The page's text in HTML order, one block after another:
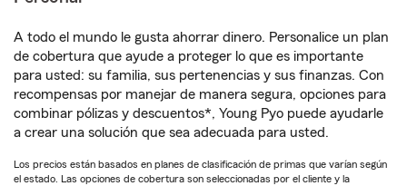
A todo el mundo le gusta ahorrar dinero. Personalice un plan
de cobertura que ayude a proteger lo que es importante
para usted: su familia, sus pertenencias y sus finanzas. Con
recompensas por manejar de manera segura, opciones para
combinar pólizas y descuentos*, Young Pyo puede ayudarle
a crear una solución que sea adecuada para usted.
Los precios están basados en planes de clasificación de primas que varían según
el estado. Las opciones de cobertura son seleccionadas por el cliente y la